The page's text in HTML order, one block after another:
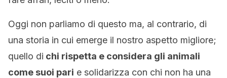
Oggi non parliamo di questo ma, al contrario, di
una storia in cui emerge il nostro aspetto migliore;
quello di chi rispetta e considera gli animali
come suoi pari e solidarizza con chi non ha una